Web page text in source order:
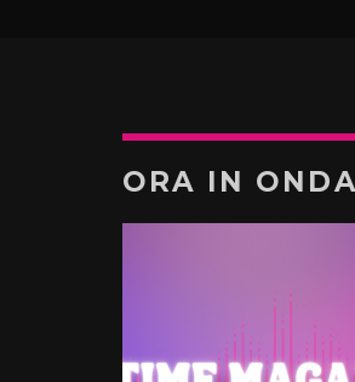
ORA IN ONDA